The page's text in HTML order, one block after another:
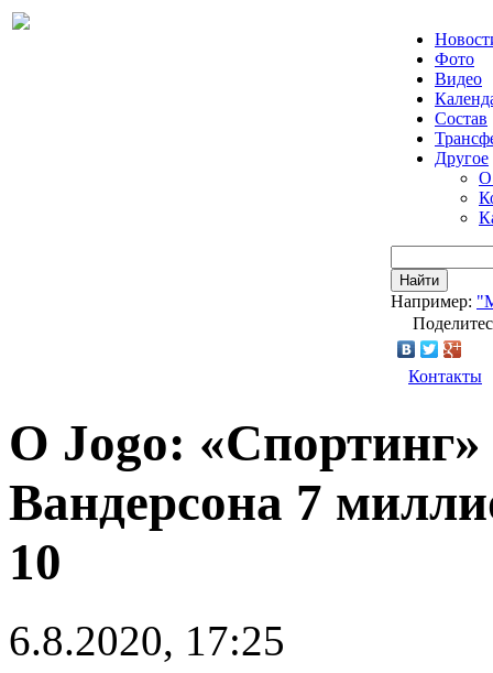
Фото
Видео
Состав
Другое
О
Найти
Например:
Контакты
O Jogo:
Вандерсона 7
10
6.8.2020, 17:25